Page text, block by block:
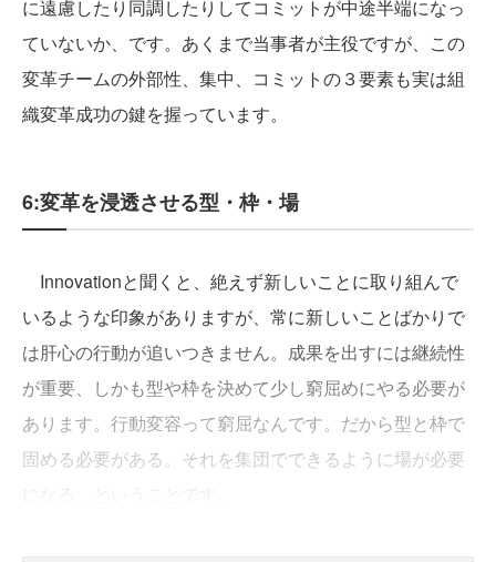
に遠慮したり同調したりしてコミットが中途半端になっ
ていないか、です。あくまで当事者が主役ですが、この
変革チームの外部性、集中、コミットの３要素も実は組
織変革成功の鍵を握っています。
6:変革を浸透させる型・枠・場
Innovationと聞くと、絶えず新しいことに取り組んで
いるような印象がありますが、常に新しいことばかりで
は肝心の行動が追いつきません。成果を出すには継続性
が重要、しかも型や枠を決めて少し窮屈めにやる必要が
あります。行動変容って窮屈なんです。だから型と枠で
固める必要がある。それを集団でできるように場が必要